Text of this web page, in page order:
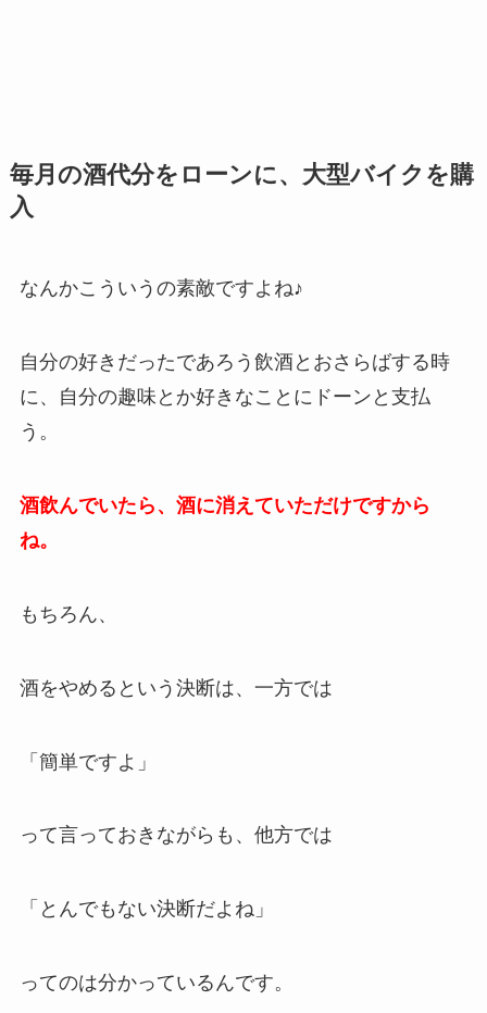
毎月の酒代分をローンに、大型バイクを購
入
なんかこういうの素敵ですよね♪
自分の好きだったであろう飲酒とおさらばする時
に、自分の趣味とか好きなことにドーンと支払
う。
酒飲んでいたら、酒に消えていただけですから
ね。
もちろん、
酒をやめるという決断は、一方では
「簡単ですよ」
って言っておきながらも、他方では
「とんでもない決断だよね」
ってのは分かっているんです。